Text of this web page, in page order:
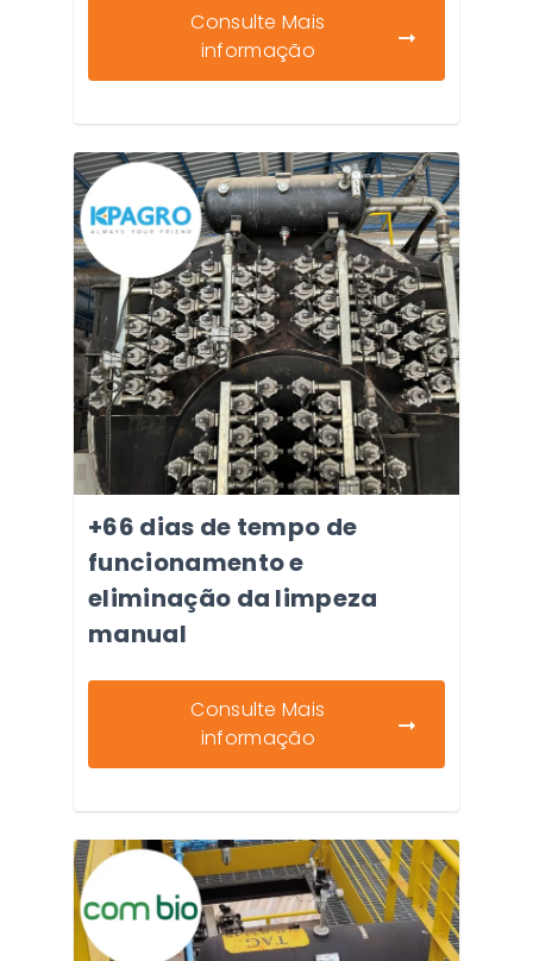
Consulte Mais
informação
+66 dias de tempo de
funcionamento e
eliminação da limpeza
manual
Consulte Mais
informação